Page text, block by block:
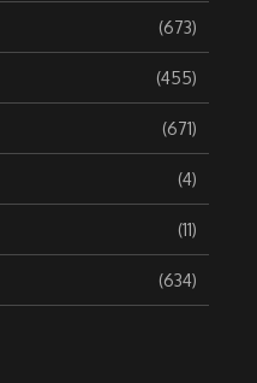
(673)
(455)
(671)
(4)
(11)
(634)